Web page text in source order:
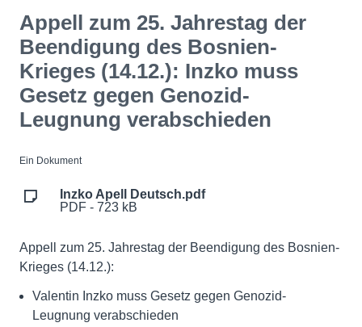
Appell zum 25. Jahrestag der
Beendigung des Bosnien-
Krieges (14.12.): Inzko muss
Gesetz gegen Genozid-
Leugnung verabschieden
Ein Dokument
Inzko Apell Deutsch.pdf
PDF - 723 kB
Appell zum 25. Jahrestag der Beendigung des Bosnien-
Krieges (14.12.):
Valentin Inzko muss Gesetz gegen Genozid-
Leugnung verabschieden